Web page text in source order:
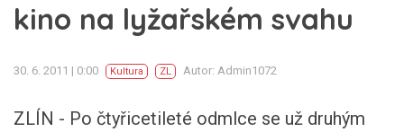
kino na lyžařském svahu
30. 6. 2011 | 0:00 Kultura ZL Autor: Admin1072
ZLÍN - Po čtyřicetileté odmlce se už druhým